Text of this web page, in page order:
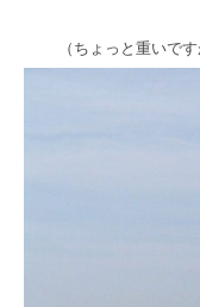
（ちょっと重いで